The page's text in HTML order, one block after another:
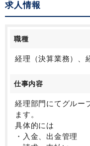
企画・設計・施工を
ショナルが活躍。
現実な財務戦略を推
けています。
本ポジションの方に
に応じてお任せする
成長過程の会計部門
携わっていただきた
経営陣も40代が中心
け入れ成長している
求人情報
職種
経理（決算業務）、
仕事内容
経理部門にてグルー
ます。
具体的には
・入金、出金管理